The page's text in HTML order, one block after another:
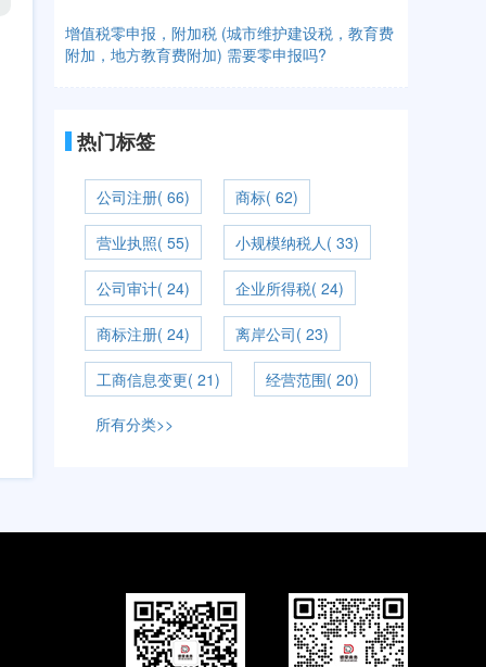
增值税零申报，附加税 (城市维护建设税，教育费
附加，地方教育费附加) 需要零申报吗?
热门标签
公司注册( 66) 商标( 62)
营业执照( 55) 小规模纳税人( 33)
公司审计( 24) 企业所得税( 24)
商标注册( 24) 离岸公司( 23)
工商信息变更( 21) 经营范围( 20)
所有分类>>